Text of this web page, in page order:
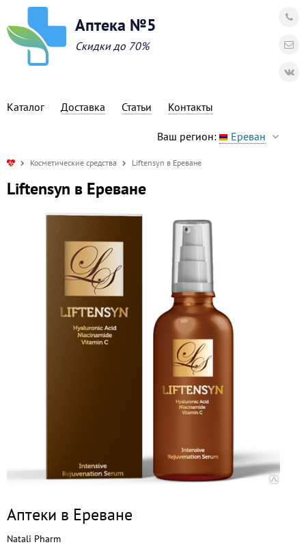
Аптека №5
Скидки до 70%
Каталог Доставка Статьи Контакты
Ваш регион: Ереван
Косметические средства Liftensyn в Ереване
Liftensyn в Ереване
Аптеки в Ереване
Natali Pharm